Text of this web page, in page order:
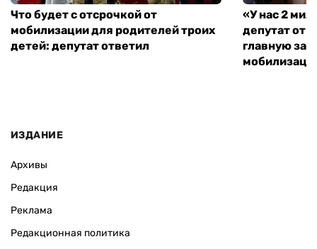
Что будет с отсрочкой от
мобилизации для родителей троих
детей: депутат ответил
«У нас 2
депутат от
главную
ИЗДАНИЕ
Архивы
Редакция
Реклама
Редакционная политика